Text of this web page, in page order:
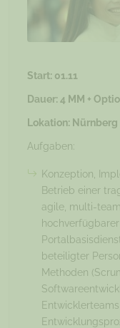
Start: 01.11
Dauer: 4 MM +
Lokation: Nürnberg
Aufgaben:
Konzeption,
Betrieb einer
agile, multi-
beteiligter
Methoden